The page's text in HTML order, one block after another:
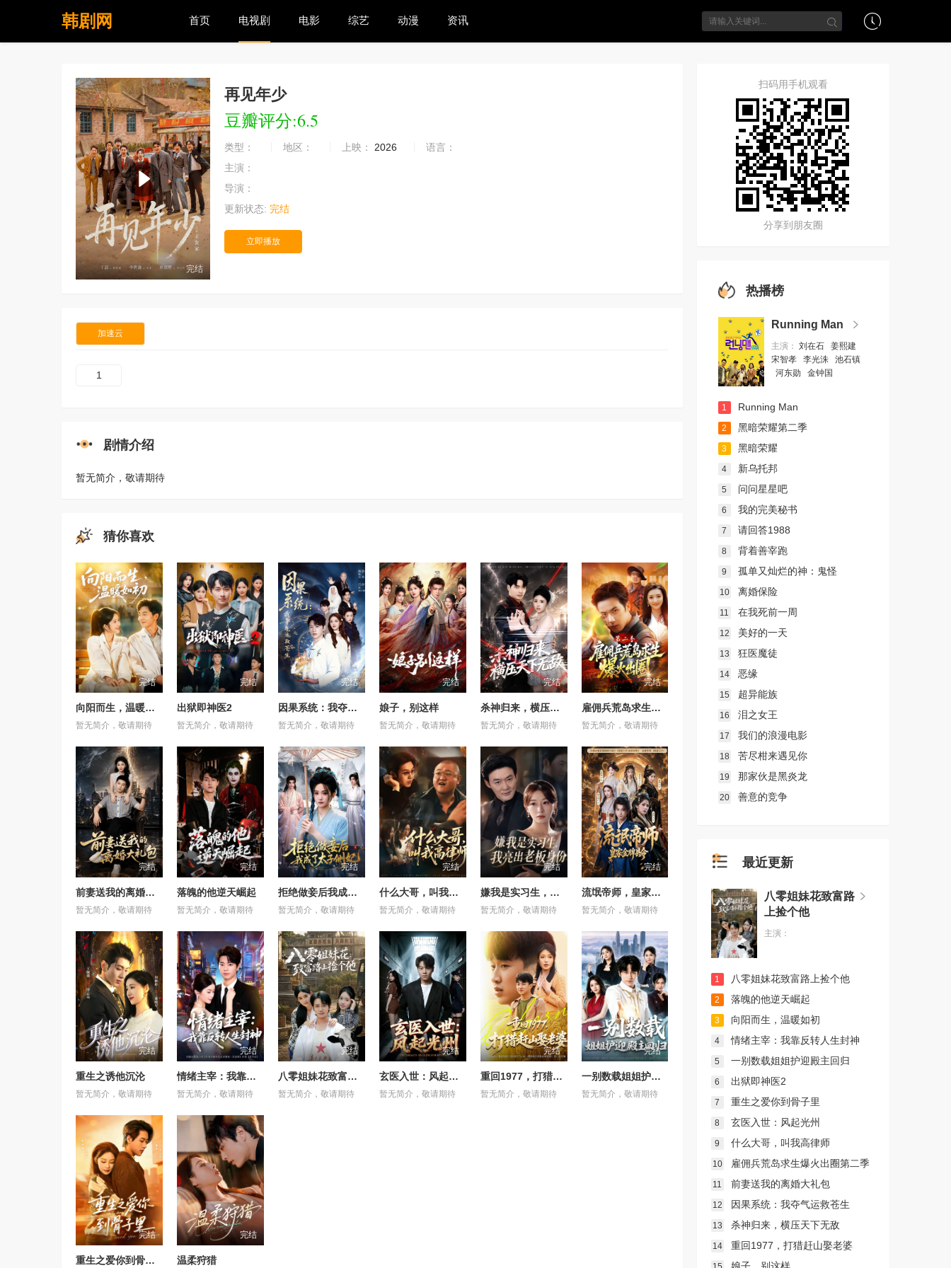
韩剧网 首页 电视剧 电影 综艺 动漫 资讯
完结
再见年少
豆瓣评分:6.5
类型： 地区： 上映： 2026
语言：
主演：
导演：
更新状态: 完结
立即播放
加速云
1
剧情介绍
暂无简介，敬请期待
猜你喜欢
完结
向阳而生，温暖如初
暂无简介，敬请期待
完结
出狱即神医2
暂无简介，敬请期待
完结
因果系统：我夺气运救苍生
暂无简介，敬请期待
完结
娘子，别这样
暂无简介，敬请期待
完结
杀神归来，横压天下无敌
暂无简介，敬请期待
完结
雇佣兵荒岛求生爆火出圈第二季
暂无简介，敬请期待
完结
前妻送我的离婚大礼包
暂无简介，敬请期待
完结
落魄的他逆天崛起
暂无简介，敬请期待
完结
拒绝做妾后我成了太子侧妃
暂无简介，敬请期待
完结
什么大哥，叫我高律师
暂无简介，敬请期待
完结
嫌我是实习生，我亮出老板身份
暂无简介，敬请期待
完结
流氓帝师，皇家金牌县令
暂无简介，敬请期待
完结
重生之诱他沉沦
暂无简介，敬请期待
完结
情绪主宰：我靠反转人生封神
暂无简介，敬请期待
完结
八零姐妹花致富路上捡个他
暂无简介，敬请期待
完结
玄医入世：风起光州
暂无简介，敬请期待
完结
重回1977，打猎赶山娶老婆
暂无简介，敬请期待
完结
一别数载姐姐护迎殿主回归
暂无简介，敬请期待
完结
重生之爱你到骨子里
完结
温柔狩猎
扫码用手机观看
分享到朋友圈
热播榜
Running Man
主演： 刘在石
姜熙建
宋智孝
李光洙
池石镇
河东勋
金钟国
1 Running Man
2 黑暗荣耀第二季
3 黑暗荣耀
4 新乌托邦
5 问问星星吧
6 我的完美秘书
7 请回答1988
8 背着善宰跑
9 孤单又灿烂的神：鬼怪
10 离婚保险
11 在我死前一周
12 美好的一天
13 狂医魔徒
14 恶缘
15 超异能族
16 泪之女王
17 我们的浪漫电影
18 苦尽柑来遇见你
19 那家伙是黑炎龙
20 善意的竞争
最近更新
八零姐妹花致富路
上捡个他
主演：
1 八零姐妹花致富路上捡个他
2 落魄的他逆天崛起
3 向阳而生，温暖如初
4 情绪主宰：我靠反转人生封神
5 一别数载姐姐护迎殿主回归
6 出狱即神医2
7 重生之爱你到骨子里
8 玄医入世：风起光州
9 什么大哥，叫我高律师
10 雇佣兵荒岛求生爆火出圈第二季
11 前妻送我的离婚大礼包
12 因果系统：我夺气运救苍生
13 杀神归来，横压天下无敌
14 重回1977，打猎赶山娶老婆